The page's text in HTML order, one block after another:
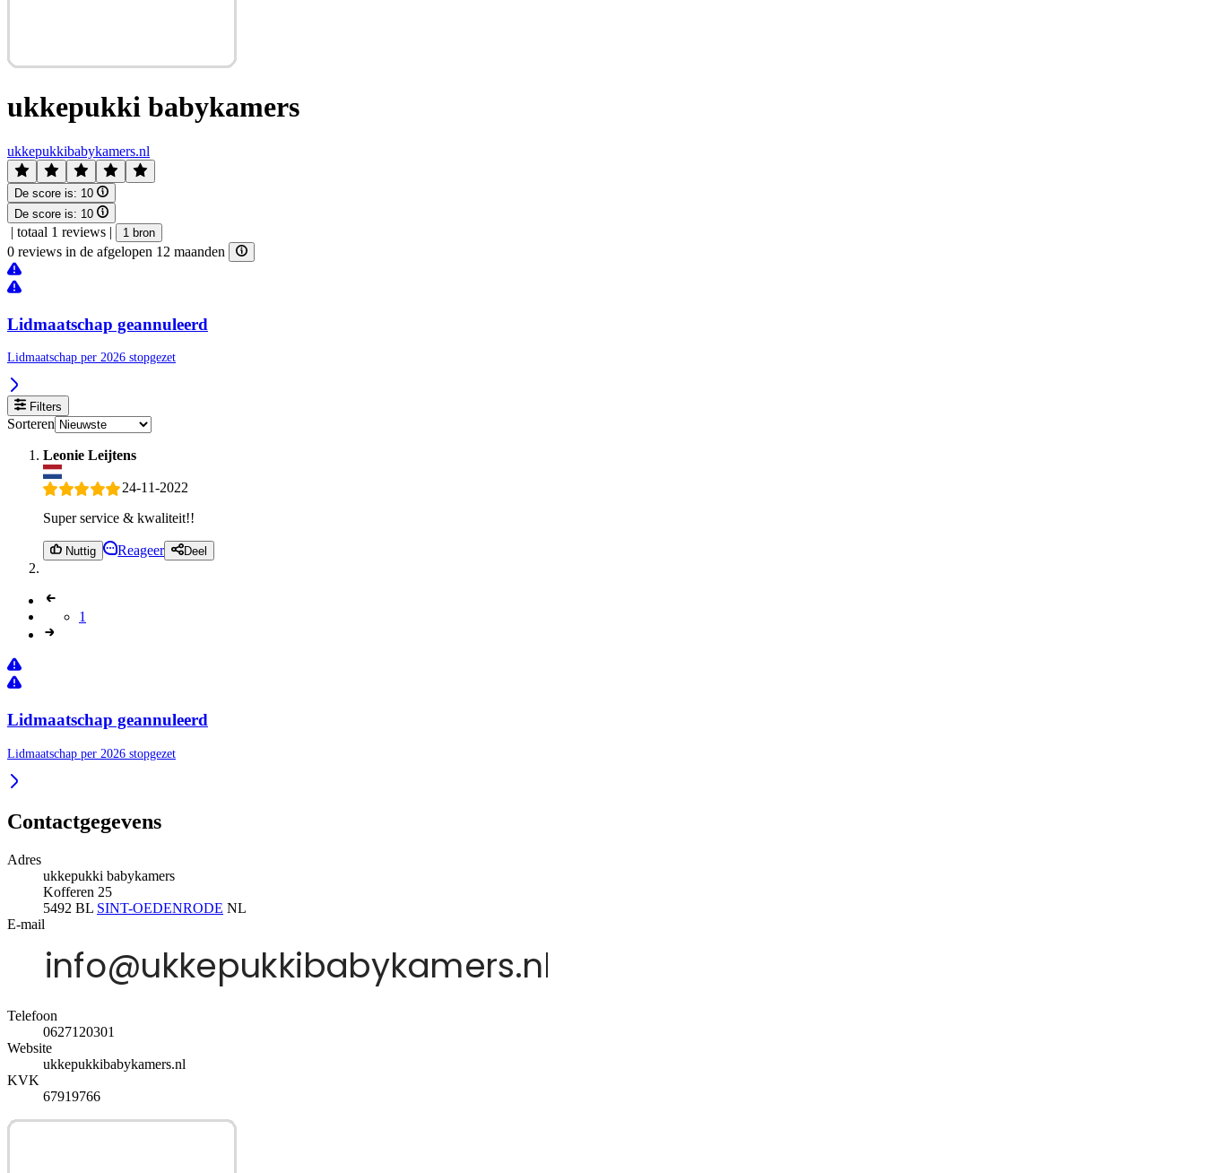
ukkepukki babykamers
ukkepukkibabykamers.nl
De score is: 10
De score is: 10
| totaal 1 reviews | 1 bron
0 reviews in de afgelopen 12 maanden
Lidmaatschap geannuleerd
Lidmaatschap per 2026 stopgezet
Filters
Sorteren
Leonie Leijtens
24-11-2022
Super service & kwaliteit!!
Nuttig Reageer Deel
1
Lidmaatschap geannuleerd
Lidmaatschap per 2026 stopgezet
Contactgegevens
Adres
ukkepukki babykamers
Kofferen 25
5492 BL SINT-OEDENRODE NL
E-mail
Telefoon
0627120301
Website
ukkepukkibabykamers.nl
KVK
67919766